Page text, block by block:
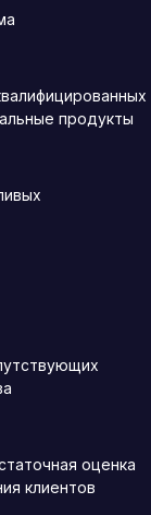
продукты
оценка
клиентов